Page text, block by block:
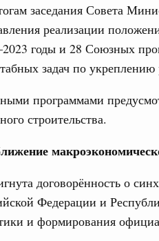
заседания Совета
реализации
годы и 28 Союзных
задач по укреплению
программами
строительства.
договорённость о
Федерации и
и формирования
технологий
и Сергей Кравцов
с победой на
промышленной политики
Ярославскую
объектов
и обновили
кредитам